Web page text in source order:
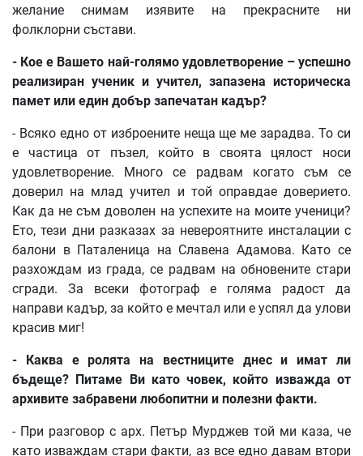
желание снимам изявите на прекрасните ни
фолклорни състави.
- Кое е Вашето най-голямо удовлетворение–успешно
реализиран ученик и учител, запазена историческа
памет или един добър запечатан кадър?
- Всяко едно от изброените неща ще ме зарадва. То си
е частица от пъзел, който в своята цялост носи
удовлетворение. Много се радвам когато съм се
доверил на млад учител и той оправдае доверието.
Как да не съм доволен на успехите на моите ученици?
Ето, тези дни разказах за невероятните инсталации с
балони в Паталеница на Славена Адамова. Като се
разхождам из града, се радвам на обновените стари
сгради. За всеки фотограф е голяма радост да
направи кадър, за който е мечтал или е успял да улови
красив миг!
- Каква е ролята на вестниците днес и имат ли
бъдеще? Питаме Ви като човек, който изважда от
архивите забравени любопитни и полезни факти.
- При разговор с арх. Петър Мурджев той ми каза, че
като изваждам стари факти, аз все едно давам втори